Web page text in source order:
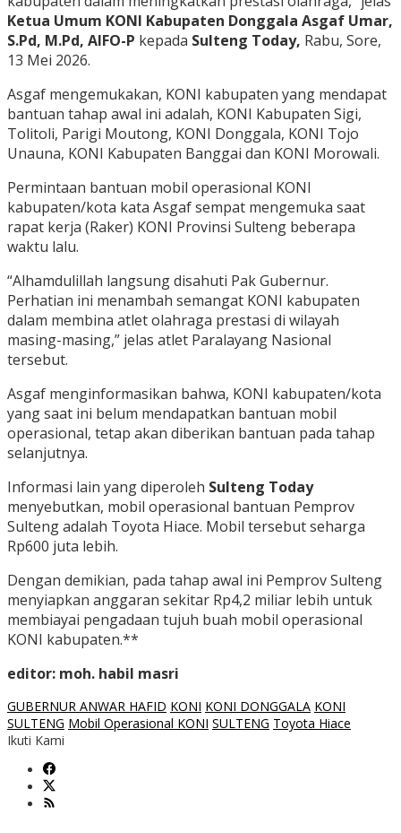
Ketua Umum KONI Kabupaten Donggala Asgaf Umar,
S.Pd, M.Pd, AIFO-P kepada Sulteng Today, Rabu, Sore,
13 Mei 2026.
Asgaf mengemukakan, KONI kabupaten yang mendapat
bantuan tahap awal ini adalah, KONI Kabupaten Sigi,
Tolitoli, Parigi Moutong, KONI Donggala, KONI Tojo
Unauna, KONI Kabupaten Banggai dan KONI Morowali.
Permintaan bantuan mobil operasional KONI
kabupaten/kota kata Asgaf sempat mengemuka saat
rapat kerja (Raker) KONI Provinsi Sulteng beberapa
waktu lalu.
“Alhamdulillah langsung disahuti Pak Gubernur.
Perhatian ini menambah semangat KONI kabupaten
dalam membina atlet olahraga prestasi di wilayah
masing-masing,” jelas atlet Paralayang Nasional
tersebut.
Asgaf menginformasikan bahwa, KONI kabupaten/kota
yang saat ini belum mendapatkan bantuan mobil
operasional, tetap akan diberikan bantuan pada tahap
selanjutnya.
Informasi lain yang diperoleh Sulteng Today
menyebutkan, mobil operasional bantuan Pemprov
Sulteng adalah Toyota Hiace. Mobil tersebut seharga
Rp600 juta lebih.
Dengan demikian, pada tahap awal ini Pemprov Sulteng
menyiapkan anggaran sekitar Rp4,2 miliar lebih untuk
membiayai pengadaan tujuh buah mobil operasional
KONI kabupaten.**
editor: moh. habil masri
GUBERNUR ANWAR HAFID KONI KONI DONGGALA KONI
SULTENG Mobil Operasional KONI SULTENG Toyota Hiace
Ikuti Kami